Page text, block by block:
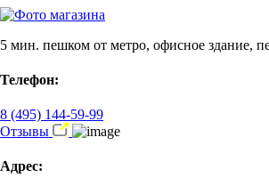
5 мин. пешком от метро, офисное здание,
Телефон:
8 (495) 144-59-99
Отзывы
Адрес: